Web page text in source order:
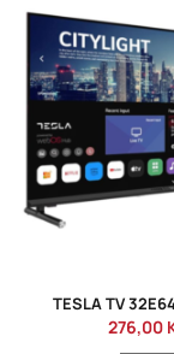
TESLA TV
276,00